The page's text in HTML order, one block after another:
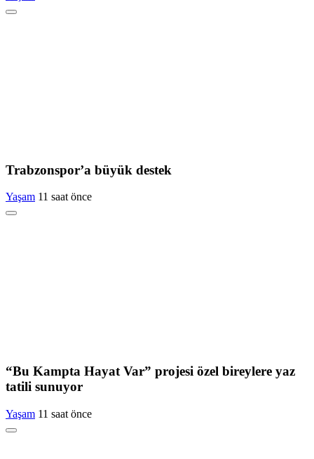
Trabzonspor’a büyük destek
Yaşam 11 saat önce
“Bu Kampta Hayat Var” projesi özel bireylere yaz
tatili sunuyor
Yaşam 11 saat önce